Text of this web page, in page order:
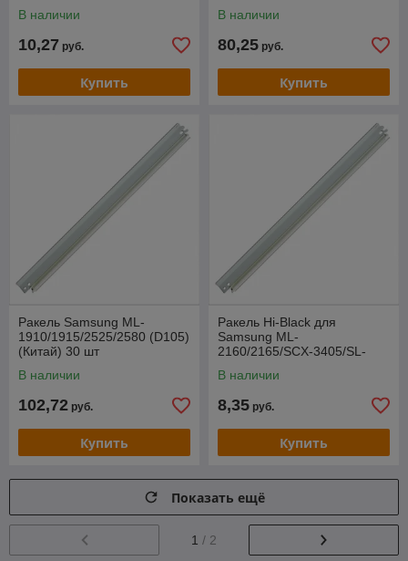
В наличии
10,27 руб.
Купить
В наличии
80,25 руб.
Купить
Ракель Samsung ML-
1910/1915/2525/2580 (D105)
(Китай) 30 шт
В наличии
102,72 руб.
Купить
Ракель Hi-Black для
Samsung ML-
2160/2165/SCX-3405/SL-
В наличии
8,35 руб.
Купить
Показать ещё
1 / 2